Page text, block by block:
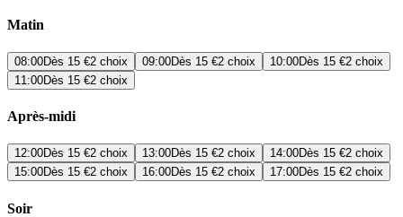
Matin
08:00Dès 15 €2 choix 09:00Dès 15 €2 choix 10:00Dès 15 €2 choix
11:00Dès 15 €2 choix
Après-midi
12:00Dès 15 €2 choix 13:00Dès 15 €2 choix 14:00Dès 15 €2 choix
15:00Dès 15 €2 choix 16:00Dès 15 €2 choix 17:00Dès 15 €2 choix
Soir